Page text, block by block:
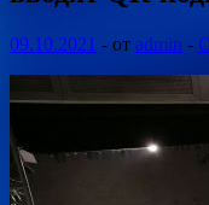
09.10.2021 - от admin -